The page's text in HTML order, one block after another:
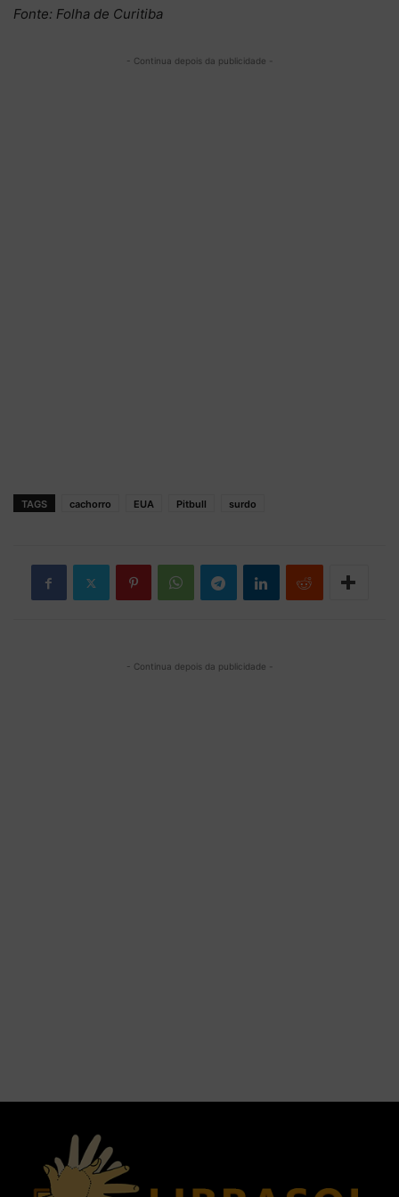
Fonte: Folha de Curitiba
- Continua depois da publicidade -
TAGS cachorro EUA Pitbull surdo
- Continua depois da publicidade -